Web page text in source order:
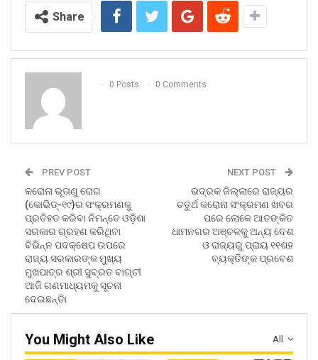
Share
0 Posts 0 Comments
PREV POST
କରୋନା ଭୂତାଣୁ ରୋଗ
(କୋଭିଡ୍‍-୧୯)ର ସଂକ୍ରମଣକୁ
ପ୍ରତିହତ କରିବା ନିମନ୍ତେ ଓଡ଼ିଶା
ସରକାର ଗ୍ରହଣ କରିଥିବା
ବିଭିନ୍ନ ପଦକ୍ଷେପ ଉପରେ
ରାଜ୍ୟ ସରକାରଙ୍କ ମୁଖ୍ୟ
ମୁଖପାତ୍ର ଶ୍ରୀ ସୁବ୍ରତ ବାଗ୍‍ଚୀ
ଆଜି ଗଣମାଧ୍ୟମକୁ ସୂଚନା
ଦେଇଛନ୍ତିା
NEXT POST
ଭଦ୍ରକ ଜିଲ୍ଲାରେ ରାଜ୍ୟର
ଚତୁର୍ଥ କରୋନା ସଂକ୍ରମଣ ଖବର
ପରେ ଲୋକେ ଆତଙ୍କିତ
ଧାମନଗର ଅଞ୍ଚଳକୁ ଅନ୍ୟ ଦେଶ
ଓ ରାଜ୍ୟରୁ ପ୍ରାୟ ୧୧ଶହ
ବ୍ୟକ୍ତିଙ୍କ ପ୍ରବେଶ
All
You Might Also Like